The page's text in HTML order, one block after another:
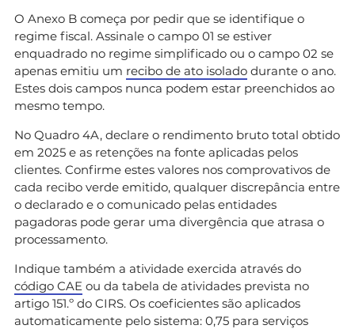
O Anexo B começa por pedir que se identifique o
regime fiscal. Assinale o campo 01 se estiver
enquadrado no regime simplificado ou o campo 02 se
apenas emitiu um recibo de ato isolado durante o ano.
Estes dois campos nunca podem estar preenchidos ao
mesmo tempo.
No Quadro 4A, declare o rendimento bruto total obtido
em 2025 e as retenções na fonte aplicadas pelos
clientes. Confirme estes valores nos comprovativos de
cada recibo verde emitido, qualquer discrepância entre
o declarado e o comunicado pelas entidades
pagadoras pode gerar uma divergência que atrasa o
processamento.
Indique também a atividade exercida através do
código CAE ou da tabela de atividades prevista no
artigo 151.º do CIRS. Os coeficientes são aplicados
automaticamente pelo sistema: 0,75 para serviços